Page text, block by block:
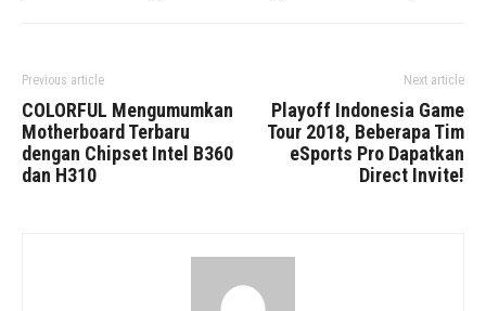
Previous article
COLORFUL Mengumumkan
Motherboard Terbaru
dengan Chipset Intel B360
dan H310
Next article
Playoff Indonesia Game
Tour 2018, Beberapa Tim
eSports Pro Dapatkan
Direct Invite!